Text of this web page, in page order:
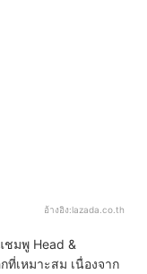
อ้างอิง:lazada.co.th
มพู Head &
ที่เหมาะสม เนื่องจาก